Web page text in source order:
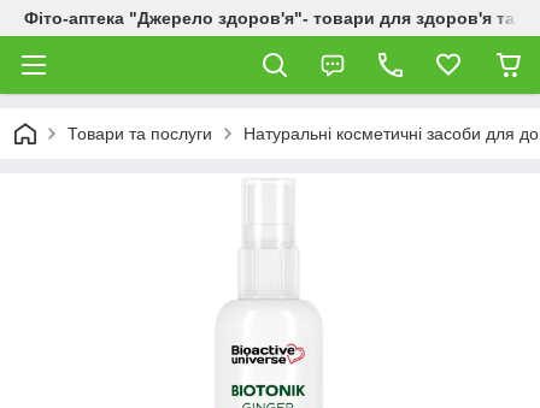
Фіто-аптека "Джерело здоров'я"- товари для здоров'я та
Товари та послуги Натуральні косметичні засоби для